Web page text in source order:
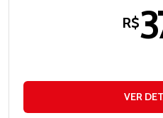
R$
VER